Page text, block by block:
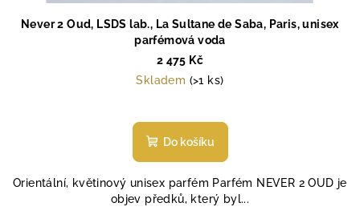
Never 2 Oud, LSDS lab., La Sultane de Saba, Paris, unisex
parfémová voda
2 475 Kč
Skladem (>1 ks)
hodnocení
produktu
z
5
Do košíku
Orientální, květinový unisex parfém Parfém NEVER 2 OUD je
objev předků, který byl...